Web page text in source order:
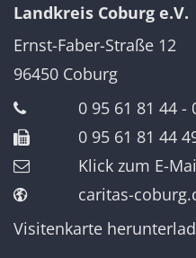
Landkreis Coburg e.V.
Ernst-Faber-Straße 12
96450 Coburg
0 95 61 81 44 -
0 95 61 81 44
Klick zum E-
caritas-
Visitenkarte